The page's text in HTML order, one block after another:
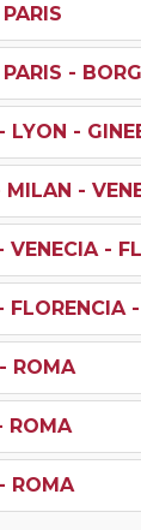
-
- LYON -
MILAN -
VENECIA -
FLORENCIA
- ROMA
ROMA
- ROMA